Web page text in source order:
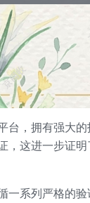
台，拥有强大
这进一步证明
一系列严格的